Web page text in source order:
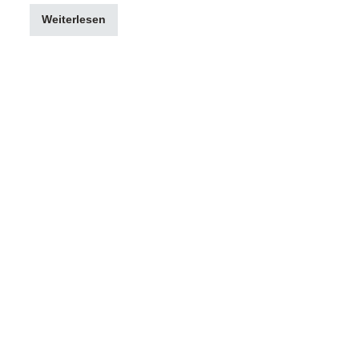
Weiterlesen